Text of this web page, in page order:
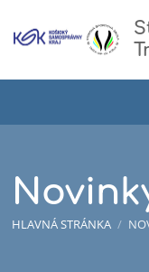
HLAVNÁ STRÁNKA /